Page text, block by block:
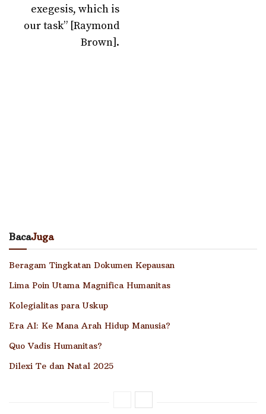
exegesis, which is
our task” [Raymond
Brown].
BacaJuga
Beragam Tingkatan Dokumen Kepausan
Lima Poin Utama Magnifica Humanitas
Kolegialitas para Uskup
Era AI: Ke Mana Arah Hidup Manusia?
Quo Vadis Humanitas?
Dilexi Te dan Natal 2025